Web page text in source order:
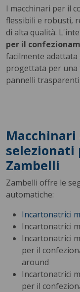
I macchinari per il
flessibili e robusti,
di alta qualità.
per il
facilmente
progettata per una
pannelli trasparenti.
selezionati
Zambelli
Zambelli offre le
automatiche:
Incartonatrici
Incartonatrici
Incartonatrici
per il
around
Incartonatrici
per il